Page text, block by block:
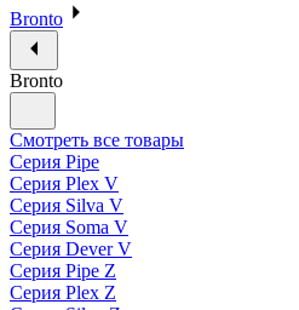
Bronto
Bronto
Смотреть все товары
Серия Pipe
Серия Plex V
Серия Silva V
Серия Soma V
Серия Dever V
Серия Pipe Z
Серия Plex Z